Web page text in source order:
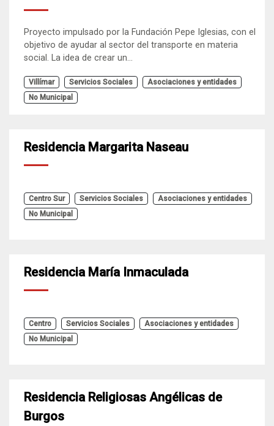
Proyecto impulsado por la Fundación Pepe Iglesias, con el
objetivo de ayudar al sector del transporte en materia
social. La idea de crear un...
Villímar Servicios Sociales
Asociaciones y entidades
No Municipal
Residencia Margarita Naseau
Centro Sur Servicios Sociales
Asociaciones y entidades
No Municipal
Residencia María Inmaculada
Centro Servicios Sociales
Asociaciones y entidades
No Municipal
Residencia Religiosas Angélicas de
Burgos